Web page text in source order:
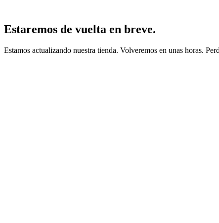
Estaremos de vuelta en breve.
Estamos actualizando nuestra tienda. Volveremos en unas horas.